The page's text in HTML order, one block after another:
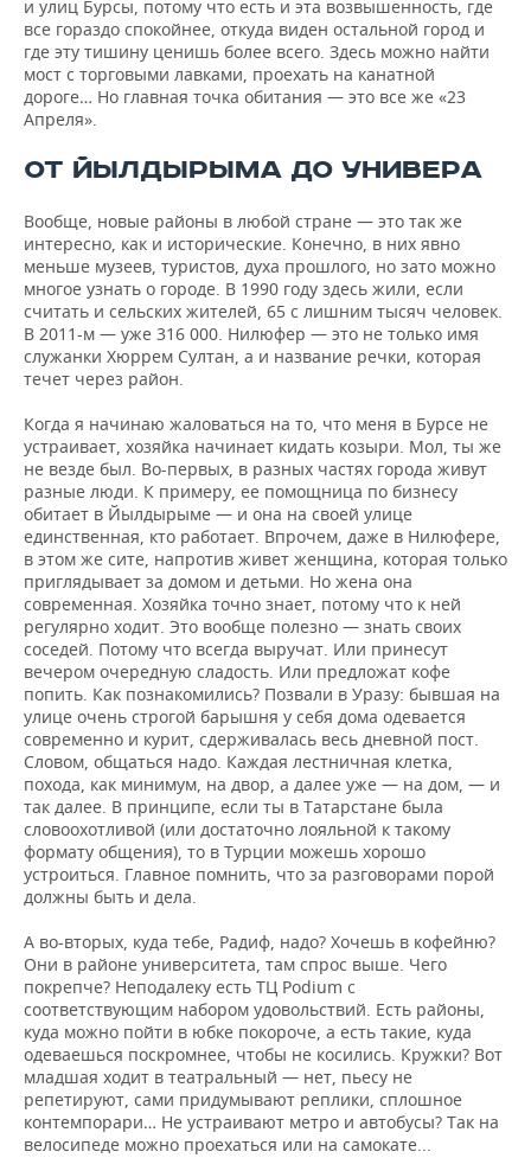
и улиц Бурсы, потому что есть и эта возвышенность, где
все гораздо спокойнее, откуда виден остальной город и
где эту тишину ценишь более всего. Здесь можно найти
мост с торговыми лавками, проехать на канатной
дороге… Но главная точка обитания — это все же «23
Апреля».
ОТ ЙЫЛДЫРЫМА ДО УНИВЕРА
Вообще, новые районы в любой стране — это так же
интересно, как и исторические. Конечно, в них явно
меньше музеев, туристов, духа прошлого, но зато можно
многое узнать о городе. В 1990 году здесь жили, если
считать и сельских жителей, 65 с лишним тысяч человек.
В 2011-м — уже 316 000. Нилюфер — это не только имя
служанки Хюррем Султан, а и название речки, которая
течет через район.
Когда я начинаю жаловаться на то, что меня в Бурсе не
устраивает, хозяйка начинает кидать козыри. Мол, ты же
не везде был. Во-первых, в разных частях города живут
разные люди. К примеру, ее помощница по бизнесу
обитает в Йылдырыме — и она на своей улице
единственная, кто работает. Впрочем, даже в Нилюфере,
в этом же сите, напротив живет женщина, которая только
приглядывает за домом и детьми. Но жена она
современная. Хозяйка точно знает, потому что к ней
регулярно ходит. Это вообще полезно — знать своих
соседей. Потому что всегда выручат. Или принесут
вечером очередную сладость. Или предложат кофе
попить. Как познакомились? Позвали в Уразу: бывшая на
улице очень строгой барышня у себя дома одевается
современно и курит, сдерживалась весь дневной пост.
Словом, общаться надо. Каждая лестничная клетка,
похода, как минимум, на двор, а далее уже — на дом, — и
так далее. В принципе, если ты в Татарстане была
словоохотливой (или достаточно лояльной к такому
формату общения), то в Турции можешь хорошо
устроиться. Главное помнить, что за разговорами порой
должны быть и дела.
А во-вторых, куда тебе, Радиф, надо? Хочешь в кофейню?
Они в районе университета, там спрос выше. Чего
покрепче? Неподалеку есть ТЦ Podium c
соответствующим набором удовольствий. Есть районы,
куда можно пойти в юбке покороче, а есть такие, куда
одеваешься поскромнее, чтобы не косились. Кружки? Вот
младшая ходит в театральный — нет, пьесу не
репетируют, сами придумывают реплики, сплошное
контемпорари… Не устраивают метро и автобусы? Так на
велосипеде можно проехаться или на самокате...